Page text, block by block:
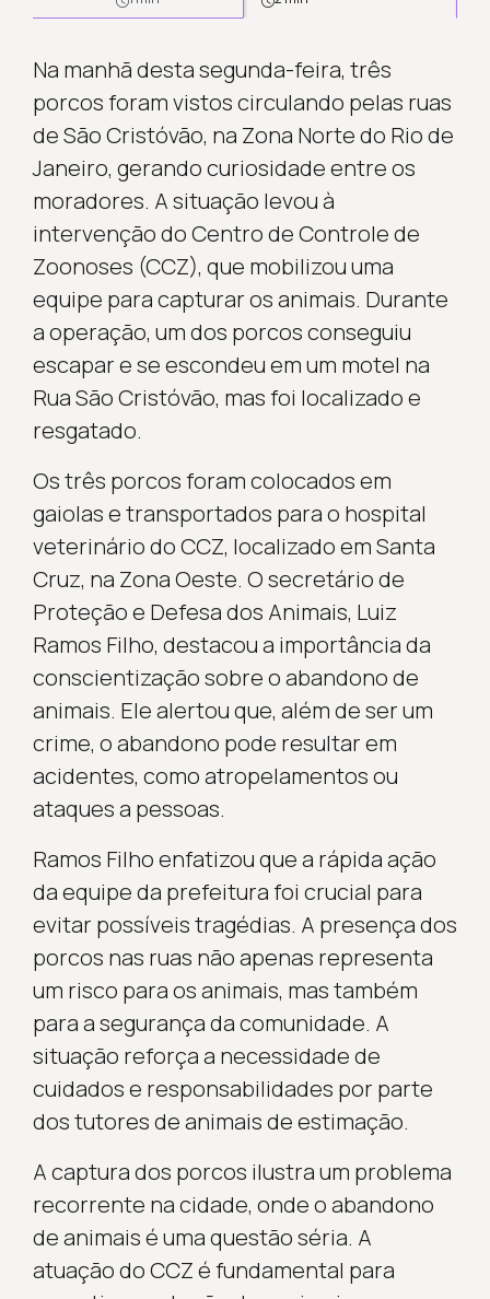
Na manhã desta segunda-feira, três
porcos foram vistos circulando pelas ruas
de São Cristóvão, na Zona Norte do Rio de
Janeiro, gerando curiosidade entre os
moradores. A situação levou à
intervenção do Centro de Controle de
Zoonoses (CCZ), que mobilizou uma
equipe para capturar os animais. Durante
a operação, um dos porcos conseguiu
escapar e se escondeu em um motel na
Rua São Cristóvão, mas foi localizado e
resgatado.
Os três porcos foram colocados em
gaiolas e transportados para o hospital
veterinário do CCZ, localizado em Santa
Cruz, na Zona Oeste. O secretário de
Proteção e Defesa dos Animais, Luiz
Ramos Filho, destacou a importância da
conscientização sobre o abandono de
animais. Ele alertou que, além de ser um
crime, o abandono pode resultar em
acidentes, como atropelamentos ou
ataques a pessoas.
Ramos Filho enfatizou que a rápida ação
da equipe da prefeitura foi crucial para
evitar possíveis tragédias. A presença dos
porcos nas ruas não apenas representa
um risco para os animais, mas também
para a segurança da comunidade. A
situação reforça a necessidade de
cuidados e responsabilidades por parte
dos tutores de animais de estimação.
A captura dos porcos ilustra um problema
recorrente na cidade, onde o abandono
de animais é uma questão séria. A
atuação do CCZ é fundamental para